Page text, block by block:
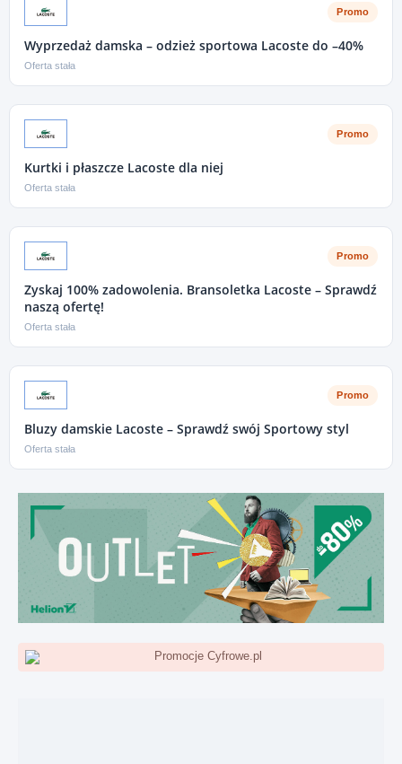
Promo
Wyprzedaż damska – odzież sportowa Lacoste do –40%
Oferta stała
Promo
Kurtki i płaszcze Lacoste dla niej
Oferta stała
Promo
Zyskaj 100% zadowolenia. Bransoletka Lacoste – Sprawdź
naszą ofertę!
Oferta stała
Promo
Bluzy damskie Lacoste – Sprawdź swój Sportowy styl
Oferta stała